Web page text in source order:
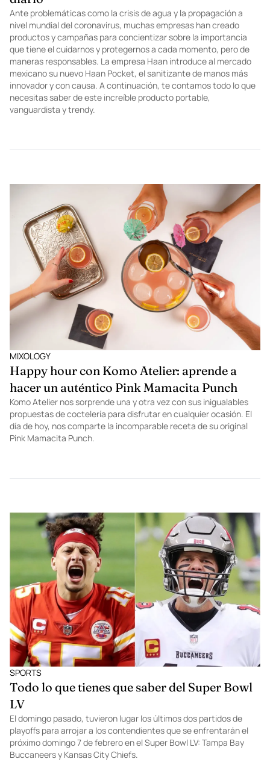
FEATURED
diario
productos y campañas para concientizar sobre la importancia
que tiene el cuidarnos y protegernos a cada momento, pero de
maneras responsables. La empresa Haan introduce al mercado
mexicano su nuevo Haan Pocket, el sanitizante de manos más
innovador y con causa. A continuación, te contamos todo lo que
necesitas saber de este increíble producto portable,
vanguardista y trendy.
Happy hour con Komo Atelier: aprende a
hacer un auténtico Pink Mamacita Punch
Komo Atelier nos sorprende una y otra vez con sus inigualables
propuestas de coctelería para disfrutar en cualquier ocasión. El
día de hoy, nos comparte la incomparable receta de su original
Pink Mamacita Punch.